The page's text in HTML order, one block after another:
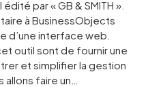
par « GB & SMITH ».
à BusinessObjects
d’une interface web.
outil sont de fournir une
et simplifier la gestion
faire un…